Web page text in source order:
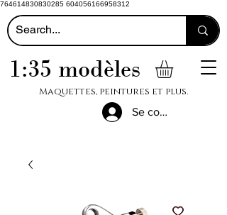
764614830830285 604056166958312
1:35 modèles
Maquettes, peintures et plus.
Se connecter